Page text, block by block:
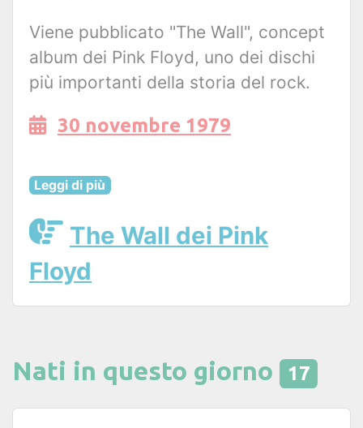
Viene pubblicato "The Wall", concept
album dei Pink Floyd, uno dei dischi
più importanti della storia del rock.
30 novembre 1979
Leggi di più
The Wall dei Pink
Floyd
Nati in questo giorno 17